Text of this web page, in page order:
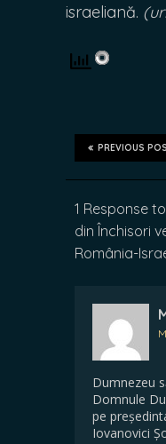
israeliană.
PREVIOUS
1 Response
din Închisori
România-
Dumnezeu
Domnule
pe
Iovanovici